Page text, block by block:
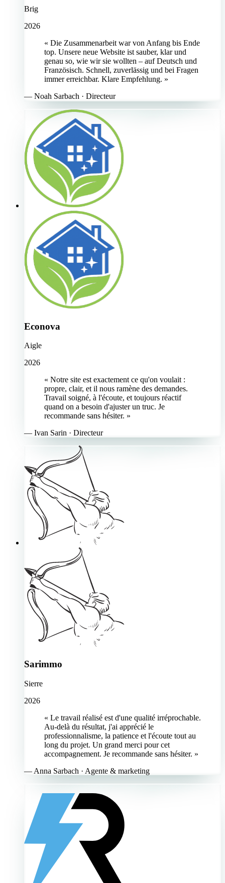
Brig
2026
« Die Zusammenarbeit war von Anfang bis Ende
top. Unsere neue Website ist sauber, klar und
genau so, wie wir sie wollten – auf Deutsch und
Französisch. Schnell, zuverlässig und bei Fragen
immer erreichbar. Klare Empfehlung. »
— Noah Sarbach · Directeur
Econova
Aigle
2026
« Notre site est exactement ce qu'on voulait :
propre, clair, et il nous ramène des demandes.
Travail soigné, à l'écoute, et toujours réactif
quand on a besoin d'ajuster un truc. Je
recommande sans hésiter. »
— Ivan Sarin · Directeur
Sarimmo
Sierre
2026
« Le travail réalisé est d'une qualité irréprochable.
Au-delà du résultat, j'ai apprécié le
professionnalisme, la patience et l'écoute tout au
long du projet. Un grand merci pour cet
accompagnement. Je recommande sans hésiter. »
— Anna Sarbach · Agente & marketing